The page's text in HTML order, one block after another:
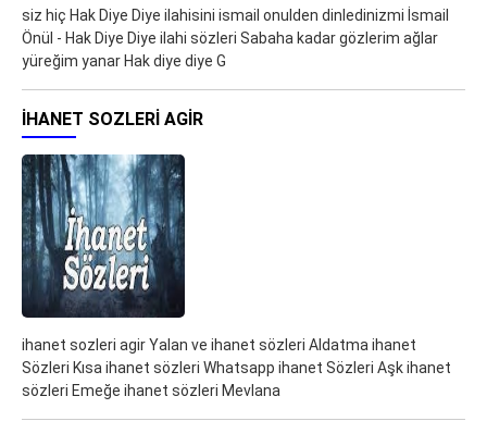
siz hiç Hak Diye Diye ilahisini ismail onulden dinledinizmi İsmail
Önül - Hak Diye Diye ilahi sözleri Sabaha kadar gözlerim ağlar
yüreğim yanar Hak diye diye G
IHANET SOZLERI AGIR
ihanet sozleri agir Yalan ve ihanet sözleri Aldatma ihanet
Sözleri Kısa ihanet sözleri Whatsapp ihanet Sözleri Aşk ihanet
sözleri Emeğe ihanet sözleri Mevlana